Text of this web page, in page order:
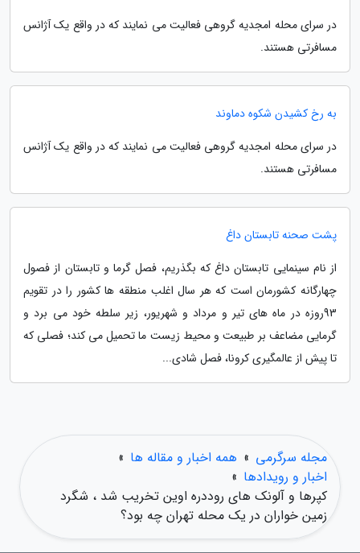
در سرای محله امجدیه گروهی فعالیت می نمایند که در واقع یک آژانس
مسافرتی هستند.
به رخ کشیدن شکوه دماوند
در سرای محله امجدیه گروهی فعالیت می نمایند که در واقع یک آژانس
مسافرتی هستند.
پشت صحنه تابستان داغ
از نام سینمایی تابستان داغ که بگذریم، فصل گرما و تابستان از فصول
چهارگانه کشورمان است که هر سال اغلب منطقه ها کشور را در تقویم
93روزه در ماه های تیر و مرداد و شهریور، زیر سلطه خود می برد و
گرمایی مضاعف بر طبیعت و محیط زیست ما تحمیل می کند؛ فصلی که
تا پیش از عالمگیری کرونا، فصل شادی...
مجله سرگرمی » همه اخبار و مقاله ها »
اخبار و رویدادها »
کپرها و آلونک های روددره اوین تخریب شد ، شگرد
زمین خواران در یک محله تهران چه بود؟